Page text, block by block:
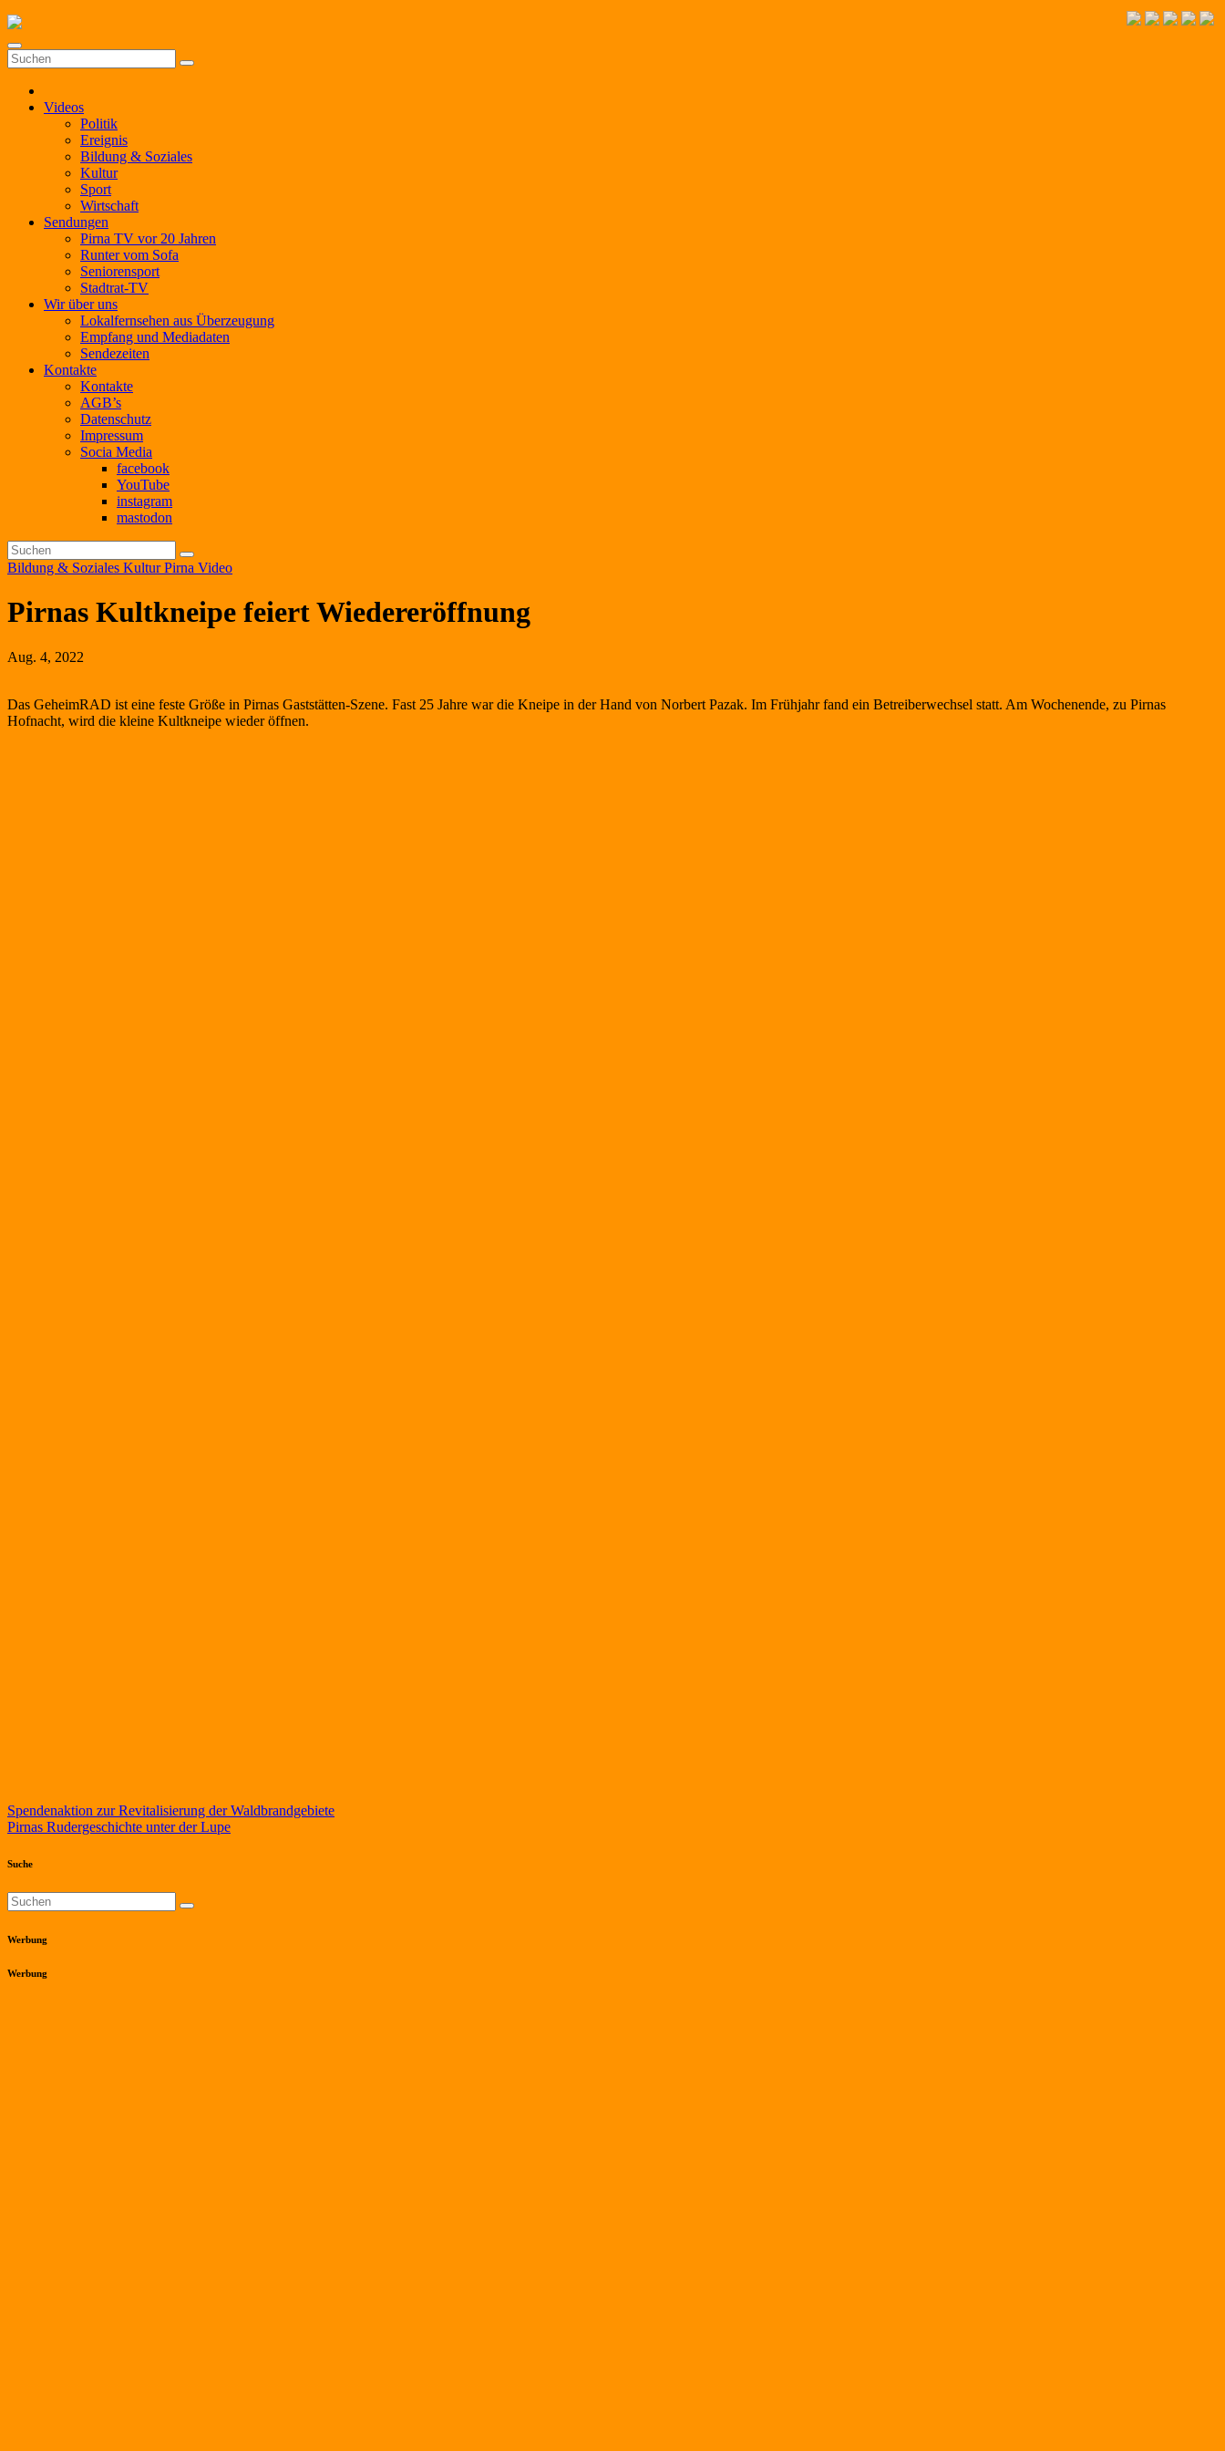
Zum
Inhalt
springen
Videos
Politik
Ereignis
Bildung & Soziales
Kultur
Sport
Wirtschaft
Sendungen
Pirna TV vor 20 Jahren
Runter vom Sofa
Seniorensport
Stadtrat-TV
Wir über uns
Lokalfernsehen aus Überzeugung
Empfang und Mediadaten
Sendezeiten
Kontakte
Kontakte
AGB’s
Datenschutz
Impressum
Socia Media
facebook
YouTube
instagram
mastodon
Bildung & Soziales KulturPirna Video
Pirnas Kultkneipe feiert Wiedereröffnung
Aug. 4, 2022
Das GeheimRAD ist eine feste Größe in Pirnas Gaststätten-Szene. Fast 25 Jahre war die Kneipe in der Hand von Norbert Pazak. Im Frühjahr fand ein Betreiberwechsel statt. Am Wochenende, zu Pirnas
Hofnacht, wird die kleine Kultkneipe wieder öffnen.
Beitragsnavigation
Spendenaktion zur Revitalisierung der Waldbrandgebiete
Pirnas Rudergeschichte unter der Lupe
Suche
Werbung
Werbung